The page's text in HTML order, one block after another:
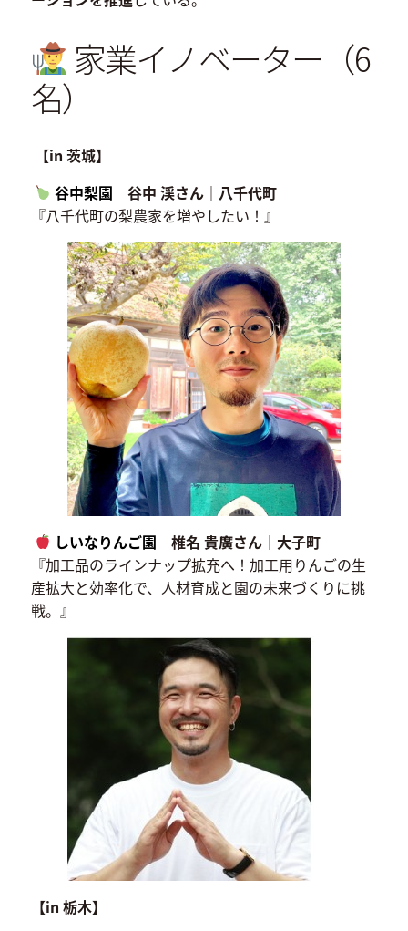
家業イノベーター（6
名）
【in 茨城】
谷中梨園 谷中 渓さん｜八千代町
『八千代町の梨農家を増やしたい！』
しいなりんご園 椎名 貴廣さん｜大子町
『加工品のラインナップ拡充へ！加工用りんごの生
産拡大と効率化で、人材育成と園の未来づくりに挑
戦。』
【in 栃木】